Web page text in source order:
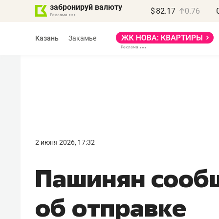
забронируй валюту $ 82.17 0.76
Казань Закамье
2 июня 2026, 17:32
Пашинян
об отправке
правил, бизнес может
потерять минимум